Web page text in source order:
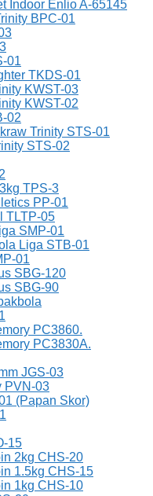
Indoor Enlio A-65145
BPC-01
01
TKDS-01
KWST-03
KWST-02
02
Trinity STS-01
STS-02
TPS-3
PP-01
TLTP-05
SMP-01
Liga STB-01
01
SBG-120
SBG-90
PC3860.
PC3830A.
JGS-03
PVN-03
(Papan Skor)
15
2kg CHS-20
1.5kg CHS-15
1kg CHS-10